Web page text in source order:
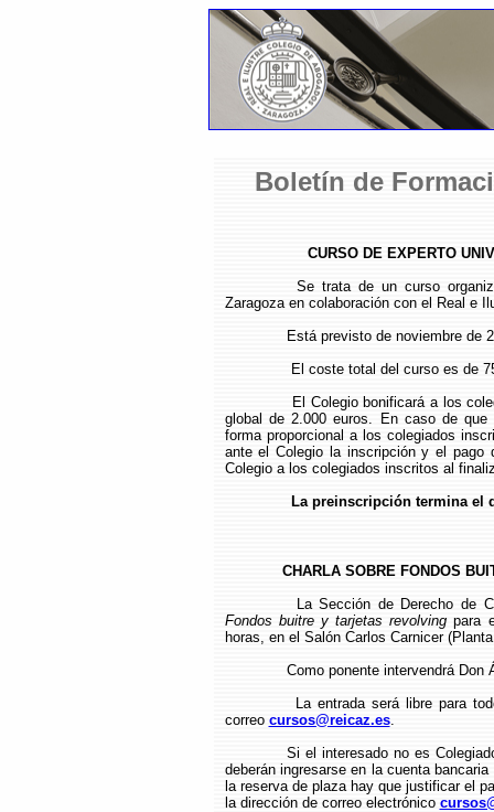
Boletín de
CURSO DE EXPERTO
Se trata de un curso
Zaragoza en colaboración con el Real e
Está previsto de noviembre de
El coste total del curso es de
El Colegio bonificará a los
global de 2.000 euros. En caso de
forma proporcional a los colegiados
ante el Colegio la inscripción y el pago
Colegio a los colegiados inscritos al
La preinscripción termina el
CHARLA SOBRE FONDOS
La Sección de Derecho de
Fondos buitre y tarjetas revolving para
horas, en el Salón Carlos Carnicer
Como ponente intervendrá Don
La entrada será libre para
correo cursos@reicaz.es.
Si el interesado no es
deberán ingresarse en la cuenta
la reserva de plaza hay que justificar el
la dirección de correo electrónico